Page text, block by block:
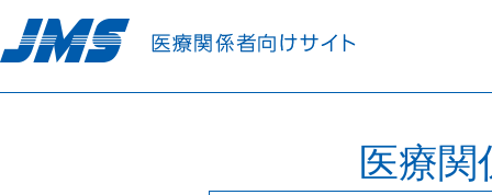
医療